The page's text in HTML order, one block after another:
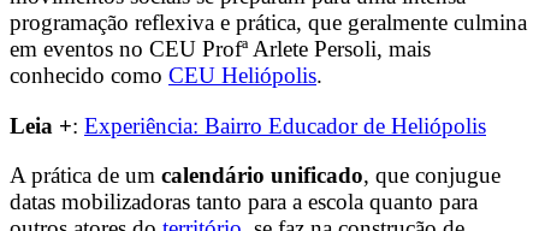
programação reflexiva e prática, que geralmente culmina
em eventos no CEU Profª Arlete Persoli, mais
conhecido como CEU Heliópolis.
Leia +: Experiência: Bairro Educador de Heliópolis
A prática de um calendário unificado, que conjugue
datas mobilizadoras tanto para a escola quanto para